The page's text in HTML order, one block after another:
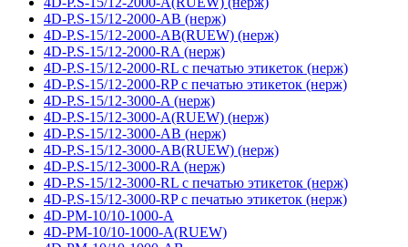
4D-P.S-15/12-2000-AB (нерж)
4D-P.S-15/12-2000-AB(RUEW) (нерж)
4D-P.S-15/12-2000-RA (нерж)
4D-P.S-15/12-2000-RL с печатью этикеток (нерж)
4D-P.S-15/12-2000-RP с печатью этикеток (нерж)
4D-P.S-15/12-3000-A (нерж)
4D-P.S-15/12-3000-A(RUEW) (нерж)
4D-P.S-15/12-3000-AB (нерж)
4D-P.S-15/12-3000-AB(RUEW) (нерж)
4D-P.S-15/12-3000-RA (нерж)
4D-P.S-15/12-3000-RL с печатью этикеток (нерж)
4D-P.S-15/12-3000-RP с печатью этикеток (нерж)
4D-PM-10/10-1000-A
4D-PM-10/10-1000-A(RUEW)